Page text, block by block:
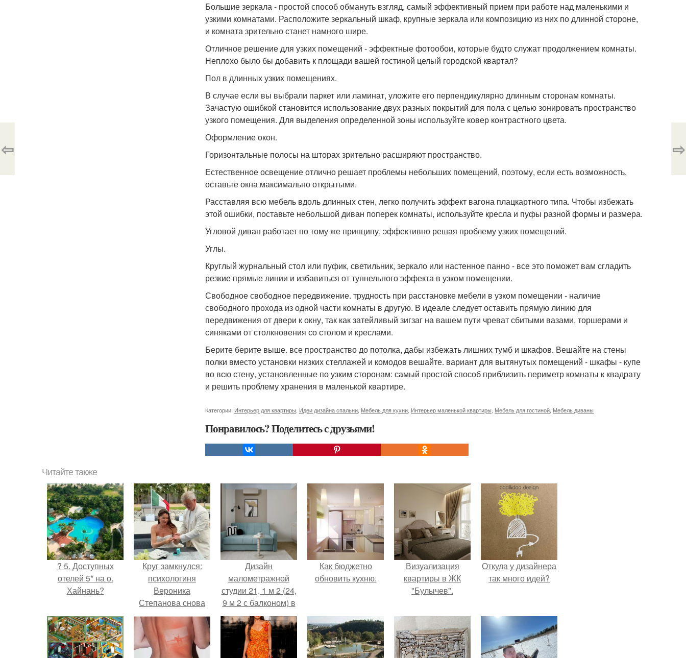
Большие зеркала - простой способ обмануть взгляд, самый эффективный прием при работе над маленькими и
узкими комнатами. Расположите зеркальный шкаф, крупные зеркала или композицию из них по длинной стороне,
и комната зрительно станет намного шире.
Отличное решение для узких помещений - эффектные фотообои, которые будто служат продолжением комнаты.
Неплохо было бы добавить к площади вашей гостиной целый городской квартал?
Пол в длинных узких помещениях.
В случае если вы выбрали паркет или ламинат, уложите его перпендикулярно длинным сторонам комнаты.
Зачастую ошибкой становится использование двух разных покрытий для пола с целью зонировать пространство
узкого помещения. Для выделения определенной зоны используйте ковер контрастного цвета.
Оформление окон.
Горизонтальные полосы на шторах зрительно расширяют пространство.
Естественное освещение отлично решает проблемы небольших помещений, поэтому, если есть возможность,
оставьте окна максимально открытыми.
Расставляя всю мебель вдоль длинных стен, легко получить эффект вагона плацкартного типа. Чтобы избежать
этой ошибки, поставьте небольшой диван поперек комнаты, используйте кресла и пуфы разной формы и размера.
Угловой диван работает по тому же принципу, эффективно решая проблему узких помещений.
Углы.
Круглый журнальный стол или пуфик, светильник, зеркало или настенное панно - все это поможет вам сгладить
резкие прямые линии и избавиться от туннельного эффекта в узком помещении.
Свободное свободное передвижение. трудность при расстановке мебели в узком помещении - наличие
свободного прохода из одной части комнаты в другую. В идеале следует оставить прямую линию для
передвижения от двери к окну, так как затейливый зигзаг на вашем пути чреват сбитыми вазами, торшерами и
синяками от столкновения со столом и креслами.
Берите берите выше. все пространство до потолка, дабы избежать лишних тумб и шкафов. Вешайте на стены
полки вместо установки низких стеллажей и комодов вешайте. вариант для вытянутых помещений - шкафы - купе
во всю стену, установленные по узким сторонам: самый простой способ приблизить периметр комнаты к квадрату
и решить проблему хранения в маленькой квартире.
Категории: Интерьер для квартиры Идеи дизайна спальни Мебель для кухни Интерьер маленькой квартиры Мебель для гостиной Мебель диваны
Понравилось? Поделитесь с друзьями!
⇦ ⇨
Читайте также
? 5. Доступных
отелей 5* на о.
Хайнань?
Круг замкнулся:
психологиня
Вероника
Степанова снова
вышла замуж за
собственного
бывшего мужа.
Дизайн
малометражной
студии 21, 1 м 2 (24,
9 м 2 с балконом) в
Краснодаре.
Как бюджетно
обновить кухню.
Визуализация
квартиры в ЖК
"Булычев".
Откуда у дизайнера
так много идей?